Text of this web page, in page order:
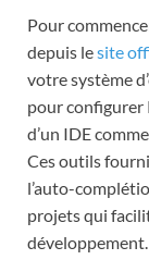
Pour
depuis lesite
votre système
pour configurer
d’un IDE
Ces outils
l’auto-
projets qui
développement.